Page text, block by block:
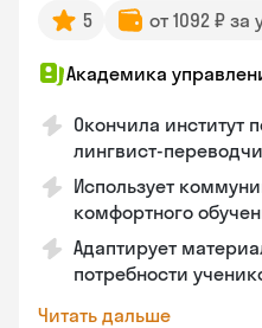
5 от 1092 ₽ за
Академика
Окончила институт
лингвист-
Использует
комфортного
Адаптирует
потребности
Читать дальше